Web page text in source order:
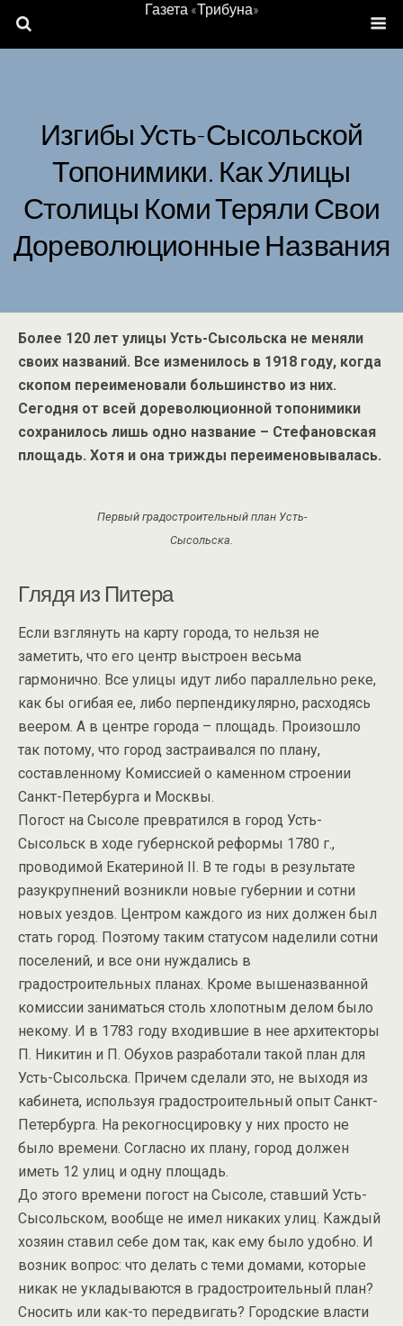
Газета «Трибуна»
Изгибы Усть-Сысольской
Топонимики. Как Улицы
Столицы Коми Теряли Свои
Дореволюционные Названия
Более 120 лет улицы Усть-Сысольска не меняли
своих названий. Все изменилось в 1918 году, когда
скопом переименовали большинство из них.
Сегодня от всей дореволюционной топонимики
сохранилось лишь одно название – Стефановская
площадь. Хотя и она трижды переименовывалась.
Первый градостроительный план Усть-
Сысольска.
Глядя из Питера
Если взглянуть на карту города, то нельзя не
заметить, что его центр выстроен весьма
гармонично. Все улицы идут либо параллельно реке,
как бы огибая ее, либо перпендикулярно, расходясь
веером. А в центре города – площадь. Произошло
так потому, что город застраивался по плану,
составленному Комиссией о каменном строении
Санкт-Петербурга и Москвы.
Погост на Сысоле превратился в город Усть-
Сысольск в ходе губернской реформы 1780 г.,
проводимой Екатериной II. В те годы в результате
разукрупнений возникли новые губернии и сотни
новых уездов. Центром каждого из них должен был
стать город. Поэтому таким статусом наделили сотни
поселений, и все они нуждались в
градостроительных планах. Кроме вышеназванной
комиссии заниматься столь хлопотным делом было
некому. И в 1783 году входившие в нее архитекторы
П. Никитин и П. Обухов разработали такой план для
Усть-Сысольска. Причем сделали это, не выходя из
кабинета, используя градостроительный опыт Санкт-
Петербурга. На рекогносцировку у них просто не
было времени. Согласно их плану, город должен
иметь 12 улиц и одну площадь.
До этого времени погост на Сысоле, ставший Усть-
Сысольском, вообще не имел никаких улиц. Каждый
хозяин ставил себе дом так, как ему было удобно. И
возник вопрос: что делать с теми домами, которые
никак не укладываются в градостроительный план?
Сносить или как-то передвигать? Городские власти